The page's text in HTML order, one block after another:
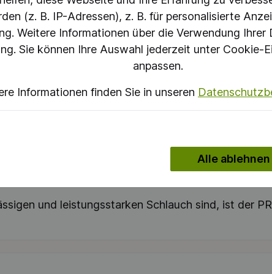
elektrisch leitfähiger Polyethylenschlauch
Anwendungen in den Bereichen Gas- und
oder in der Galvanik, dieser Schlauch bietet
sowie seiner Resistenz gegenüber Laugen
von weniger als 10³ Ω
80°C stand und eignet sich somit für den
von nur 0,470 kg/m ist der Schlauch nicht
zu einer idealen Lösung für viele Anwendungen
und leistungsstarken Schlauch sind, ist der
(z. B. IP-Adressen), z. B. für personalisierte
Weitere Informationen über die Verwendung Ihrer
Sie können Ihre Auswahl jederzeit unter Cookie-
anpassen.
Informationen finden Sie in unseren
Alle ablehnen